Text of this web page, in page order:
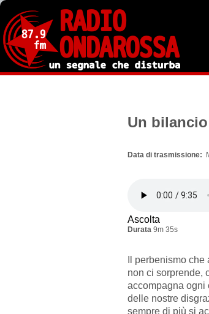
Salta
contenuto
principale
Un
Data di trasmissione
Ascolta
Durata 9m 35s
Il perbenismo
non ci sorprende,
accompagna ogni
delle nostre
sempre di più si